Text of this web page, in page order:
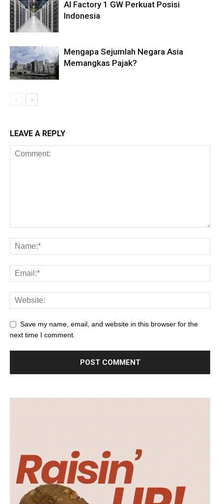
AI Factory 1 GW Perkuat Posisi
Indonesia
Mengapa Sejumlah Negara Asia
Memangkas Pajak?
LEAVE A REPLY
Save my name, email, and website in this browser for the
next time I comment.